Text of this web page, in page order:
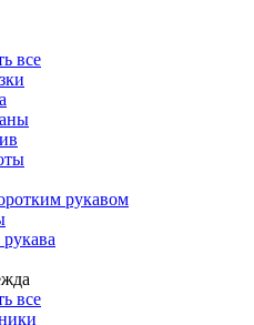
все
рукавом
все